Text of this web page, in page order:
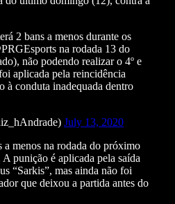
2 bans a menos durante os
na rodada 13 do
não podendo realizar o 4º e
aplicada pela reincidência
à conduta inadequada dentro
July 13, 2020
a menos na rodada do próximo
punição é aplicada pela saída
“Sarkis”, mas ainda não foi
que deixou a partida antes do